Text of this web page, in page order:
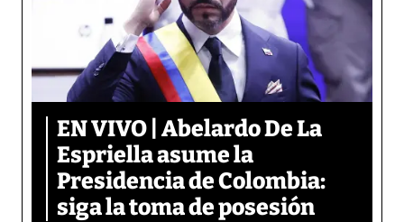
EN VIVO | Abelardo De La
Espriella asume la
Presidencia de Colombia:
siga la toma de posesión